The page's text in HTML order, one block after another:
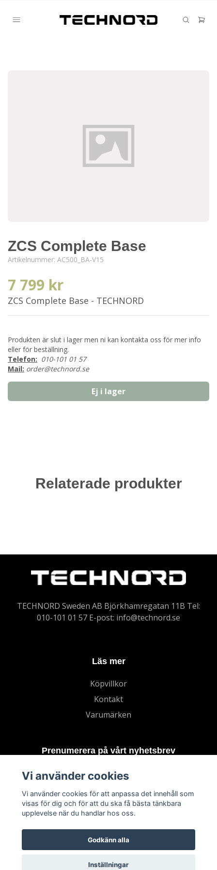
ZCS Complete Base
Artikelnummer: AC500_BA-V15
7 799 kr
ZCS Complete Base - TECHNORD
Produkten är slut i lager men ni kan kontakta oss för mer info
eller för beställning.
Telefon: 010-101 01 57
Mail: order@technord.se
Ej i lager
Relaterade produkter
TECHNORD Sweden AB Björkhamregatan 11B Tel:
010-101 01 57 E-post: info@technord.se
Läs mer
Köpvillkor
Kontakt
Varumärken
Prenumerera på vårt nyhetsbrev
Vi använder cookies
Vi använder cookies för att anpassa det innehåll som
visas för dig och för att du ska få bästa tänkbara
upplevelse när du handlar hos oss.
Godkänn alla
Inställningar